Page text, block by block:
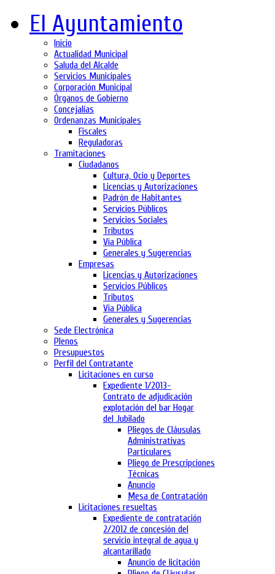
El Ayuntamiento
Inicio
Actualidad Municipal
Saluda del Alcalde
Servicios Municipales
Corporación Municipal
Órganos de Gobierno
Concejalías
Ordenanzas Municipales
Fiscales
Reguladoras
Tramitaciones
Ciudadanos
Cultura, Ocio y Deportes
Licencias y Autorizaciones
Padrón de Habitantes
Servicios Públicos
Servicios Sociales
Tributos
Via Pública
Generales y Sugerencias
Empresas
Licencias y Autorizaciones
Servicios Públicos
Tributos
Via Pública
Generales y Sugerencias
Sede Electrónica
Plenos
Presupuestos
Perfil del Contratante
Licitaciones en curso
Expediente 1/2013-
Contrato de adjudicación
explotación del bar Hogar
del Jubilado
Pliegos de Cláusulas
Administrativas
Particulares
Pliego de Prescripciones
Técnicas
Anuncio
Mesa de Contratación
Licitaciones resueltas
Expediente de contratación
2/2012 de concesión del
servicio integral de agua y
alcantarillado
Anuncio de licitación